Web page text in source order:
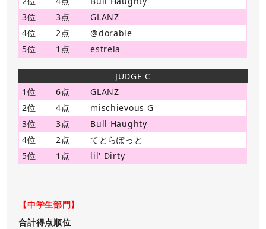
3位
3点
GLANZ
4位
2点
@dorable
5位
1点 estrela
JUDGE C
1位
6点
GLANZ
2位
4点
mischievous G
3位
3点
Bull Haughty
4位
2点
てとらぽっと
5位
1点 lil' Dirty
【中学生部門】
合計得点順位